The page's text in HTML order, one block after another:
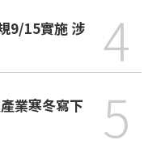
9/15實施 涉
4
業寒冬寫下
5